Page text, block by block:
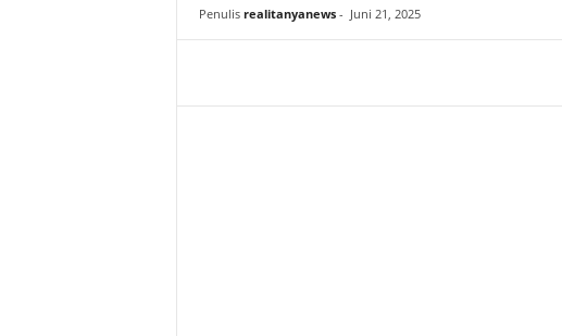
Penulis realitanyanews- Juni 21, 2025